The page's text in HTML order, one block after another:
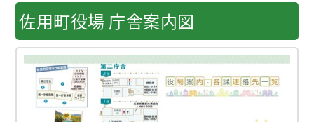
佐用町役場 庁舎案内図